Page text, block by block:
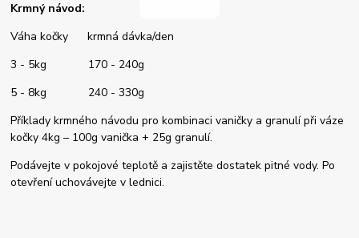
Krmný návod:
Váha kočky krmná dávka/den
3 - 5kg 170 - 240g
5 - 8kg 240 - 330g
Příklady krmného návodu pro kombinaci vaničky a granulí při váze
kočky 4kg – 100g vanička + 25g granulí.
Podávejte v pokojové teplotě a zajistěte dostatek pitné vody. Po
otevření uchovávejte v lednici.